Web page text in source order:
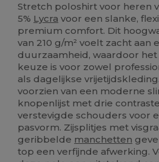
Stretch poloshirt voor heren
5% Lycra voor een slanke,
premium comfort. Dit
van 210 g/m² voelt zacht
duurzaamheid, waardoor
keuze is voor zowel
als dagelijkse
voorzien van een moderne
knopenlijst met drie
verstevigde schouders voor
pasvorm. Zijsplitjes met
geribbelde manchetten
top een verfijnde afwerking.